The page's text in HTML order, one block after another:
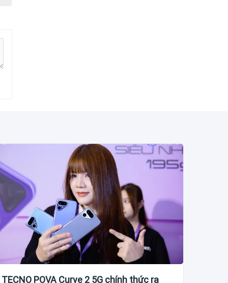
TECNO POVA Curve 2 5G chính thức ra